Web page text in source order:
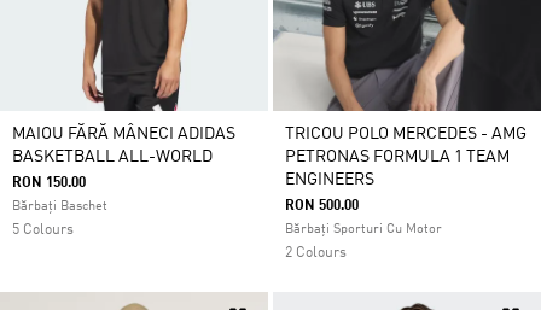
MAIOU FĂRĂ MÂNECI ADIDAS
BASKETBALL ALL-WORLD
RON 150.00
Bărbați Baschet
5 Colours
TRICOU POLO MERCEDES - AMG
PETRONAS FORMULA 1 TEAM
ENGINEERS
RON 500.00
Bărbați Sporturi Cu Motor
2 Colours